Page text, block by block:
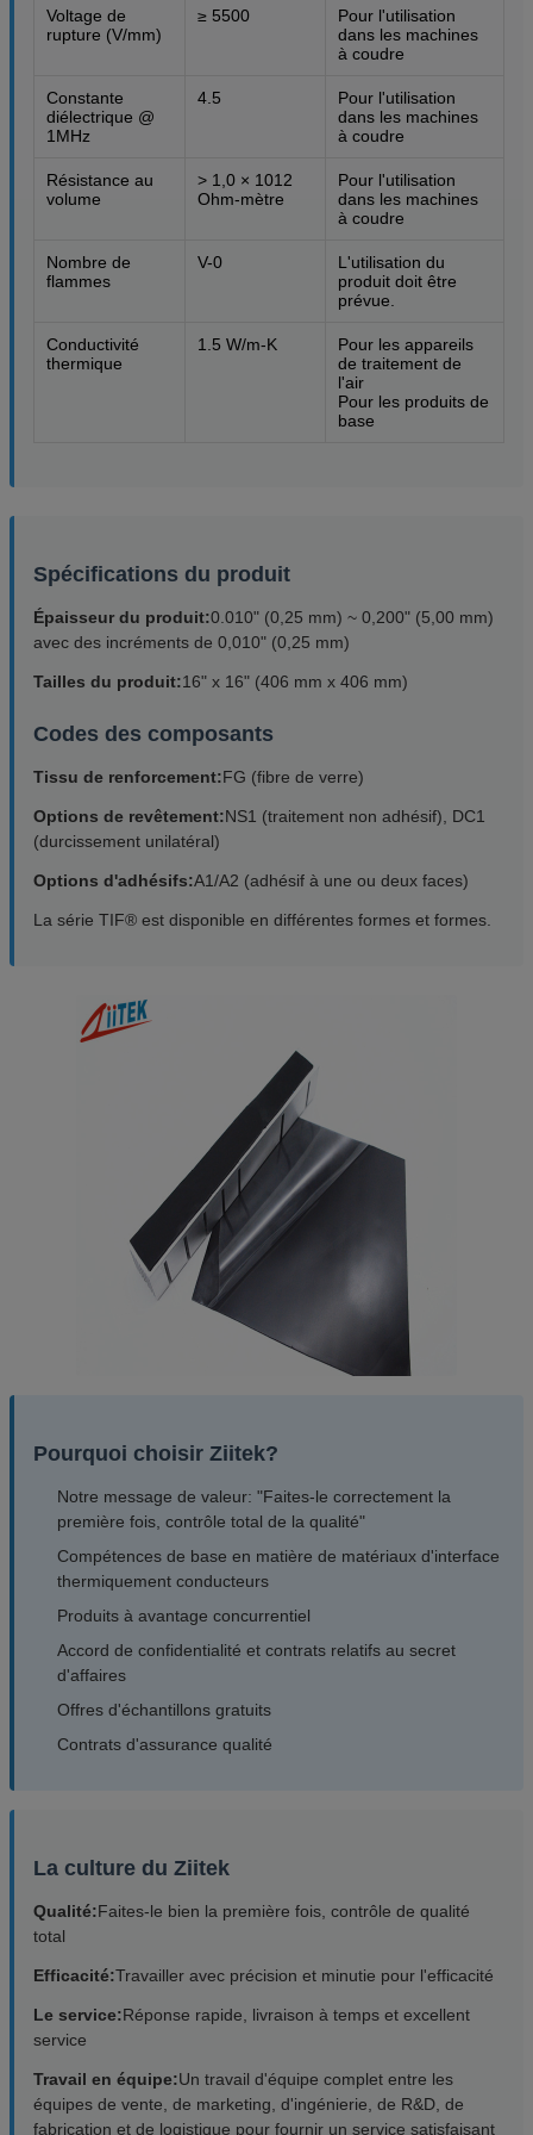
Voltage de
rupture (V/mm)
≥ 5500
Pour l'utilisation
dans les machines
à coudre
Constante
diélectrique @
1MHz
4.5
Pour l'utilisation
dans les machines
à coudre
Résistance au
volume
> 1,0 × 1012
Ohm-mètre
Pour l'utilisation
dans les machines
à coudre
Nombre de
flammes
V-0
L'utilisation du
produit doit être
prévue.
Conductivité
thermique
1.5 W/m-K
Pour les appareils
de traitement de
l'air
Pour les produits de
base
Spécifications du produit
Épaisseur du produit:0.010" (0,25 mm) ~ 0,200" (5,00 mm)
avec des incréments de 0,010" (0,25 mm)
Tailles du produit:16" x 16" (406 mm x 406 mm)
Codes des composants
Tissu de renforcement:FG (fibre de verre)
Options de revêtement:NS1 (traitement non adhésif), DC1
(durcissement unilatéral)
Options d'adhésifs:A1/A2 (adhésif à une ou deux faces)
La série TIF® est disponible en différentes formes et formes.
Pourquoi choisir Ziitek?
Notre message de valeur: "Faites-le correctement la
première fois, contrôle total de la qualité"
Compétences de base en matière de matériaux d'interface
thermiquement conducteurs
Produits à avantage concurrentiel
Accord de confidentialité et contrats relatifs au secret
d'affaires
Offres d'échantillons gratuits
Contrats d'assurance qualité
La culture du Ziitek
Qualité:Faites-le bien la première fois, contrôle de qualité
total
Efficacité:Travailler avec précision et minutie pour l'efficacité
Le service:Réponse rapide, livraison à temps et excellent
service
Travail en équipe:Un travail d'équipe complet entre les
équipes de vente, de marketing, d'ingénierie, de R&D, de
fabrication et de logistique pour fournir un service satisfaisant